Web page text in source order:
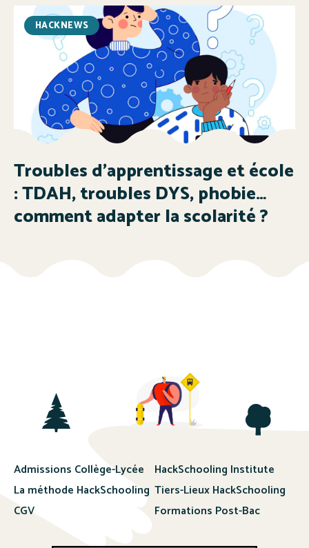
HACKNEWS
Troubles d’apprentissage et école
: TDAH, troubles DYS, phobie…
comment adapter la scolarité ?
Admissions Collège-Lycée
La méthode HackSchooling
CGV
HackSchooling Institute
Tiers-Lieux HackSchooling
Formations Post-Bac